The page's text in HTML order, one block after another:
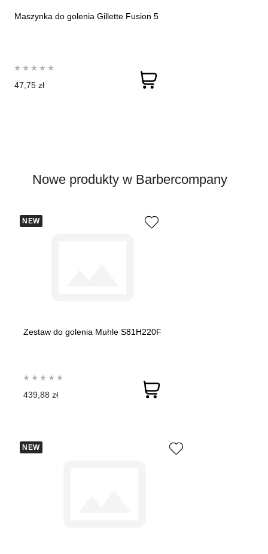
Maszynka do golenia Gillette Fusion 5
47,75 zł
Nowe produkty w Barbercompany
NEW
Zestaw do golenia Muhle S81H220F
439,88 zł
NEW